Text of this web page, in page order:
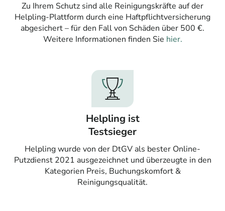
Zu Ihrem Schutz sind alle Reinigungskräfte auf der
Helpling-Plattform durch eine Haftpflichtversicherung
abgesichert – für den Fall von Schäden über 500 €.
Weitere Informationen finden Sie hier.
Helpling ist
Testsieger
Helpling wurde von der DtGV als bester Online-
Putzdienst 2021 ausgezeichnet und überzeugte in den
Kategorien Preis, Buchungskomfort &
Reinigungsqualität.